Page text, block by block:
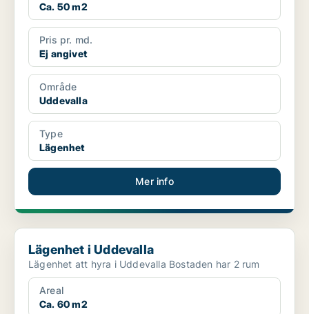
Ca. 50 m2
Pris pr. md.
Ej angivet
Område
Uddevalla
Type
Lägenhet
Mer info
Lägenhet i Uddevalla
Lägenhet i Uddevalla
Lägenhet att hyra i Uddevalla Bostaden har 2 rum
Areal
Ca. 60 m2